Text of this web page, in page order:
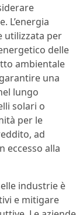
L’energia
utilizzata per
delle
ambientale
una
lungo
solari o
per le
ad
eccesso alla
industrie è
e mitigare